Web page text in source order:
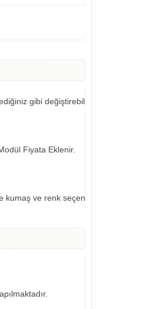
gibi değiştirebilirsiniz..
Fiyata Eklenir.
kumaş ve renk seçeneklerimiz